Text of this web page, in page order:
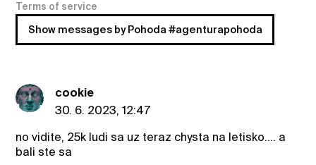
Terms of service
Show messages by Pohoda #agenturapohoda
cookie
30. 6. 2023, 12:47
no vidite, 25k ludi sa uz teraz chysta na letisko.... a
bali ste sa